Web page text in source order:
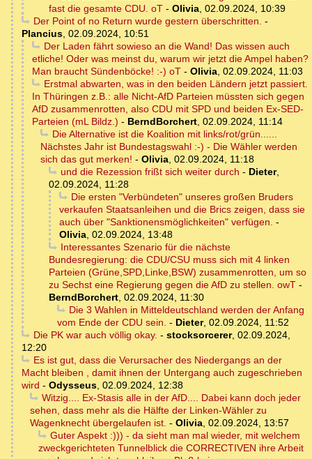
fast die gesamte CDU. oT - Olivia, 02.09.2024, 10:39
Der Point of no Return wurde gestern überschritten. -
Plancius, 02.09.2024, 10:51
Der Laden fährt sowieso an die Wand! Das wissen auch
etliche! Oder was meinst du, warum wir jetzt die Ampel haben?
Man braucht Sündenböcke! :-) oT - Olivia, 02.09.2024, 11:03
Erstmal abwarten, was in den beiden Ländern jetzt passiert.
In Thüringen z.B.: alle Nicht-AfD Parteien müssten sich gegen
AfD zusammenrotten, also CDU mit SPD und beiden Ex-SED-
Parteien (mL Bildz.) - BerndBorchert, 02.09.2024, 11:14
Die Alternative ist die Koalition mit links/rot/grün......
Nächstes Jahr ist Bundestagswahl :-) - Die Wähler werden
sich das gut merken! - Olivia, 02.09.2024, 11:18
und die Rezession frißt sich weiter durch - Dieter,
02.09.2024, 11:28
Die ersten "Verbündeten" unseres großen Bruders
verkaufen Staatsanleihen und die Brics zeigen, dass sie
auch über "Sanktionensmöglichkeiten" verfügen. -
Olivia, 02.09.2024, 13:48
Interessantes Szenario für die nächste
Bundesregierung: die CDU/CSU muss sich mit 4 linken
Parteien (Grüne,SPD,Linke,BSW) zusammenrotten, um so
zu Sechst eine Regierung gegen die AfD zu stellen. owT -
BerndBorchert, 02.09.2024, 11:30
Die 3 Wahlen in Mitteldeutschland werden der Anfang
vom Ende der CDU sein. - Dieter, 02.09.2024, 11:52
Die PK war auch völlig okay. - stocksorcerer, 02.09.2024,
12:20
Es ist gut, dass die Verursacher des Niedergangs an der
Macht bleiben , damit ihnen der Untergang auch zugeschrieben
wird - Odysseus, 02.09.2024, 12:38
Witzig.... Ex-Stasis alle in der AfD.... Dabei kann doch jeder
sehen, dass mehr als die Hälfte der Linken-Wähler zu
Wagenknecht übergelaufen ist. - Olivia, 02.09.2024, 13:57
Guter Aspekt :))) - da sieht man mal wieder, mit welchem
zweckgerichteten Tunnelblick die CORRECTIVEN ihre Arbeit